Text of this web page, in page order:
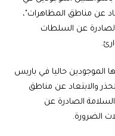
عن مناطق المظاهرات"،
الصادرة عن السلطات
الموجودين حاليا في باريس
والابتعاد عن مناطق
الصادرة عن
الضرورة.